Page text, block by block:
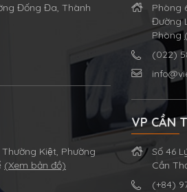
Đống Đa, Thành
Phòng
Đường
Phòng
(022)
Kiệt, Phường
(Xem bản đồ)
VP CẦN
Số 46
Cần
(+84)